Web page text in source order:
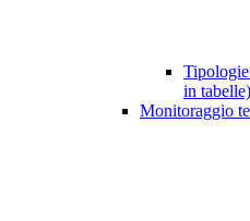
in tabelle)
Monitoraggio